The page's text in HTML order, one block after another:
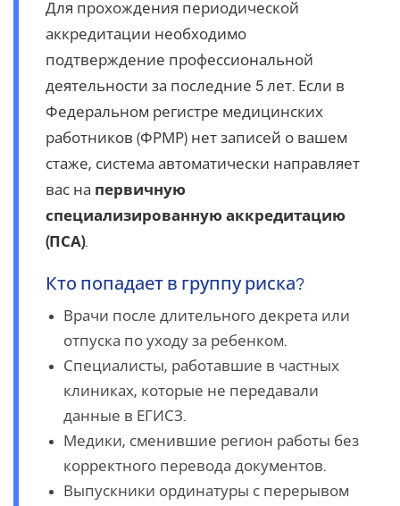
Для прохождения периодической
аккредитации необходимо
подтверждение профессиональной
деятельности за последние 5 лет. Если в
Федеральном регистре медицинских
работников (ФРМР) нет записей о вашем
стаже, система автоматически направляет
вас на первичную
специализированную аккредитацию
(ПСА).
Кто попадает в группу риска?
Врачи после длительного декрета или
отпуска по уходу за ребенком.
Специалисты, работавшие в частных
клиниках, которые не передавали
данные в ЕГИСЗ.
Медики, сменившие регион работы без
корректного перевода документов.
Выпускники ординатуры с перерывом